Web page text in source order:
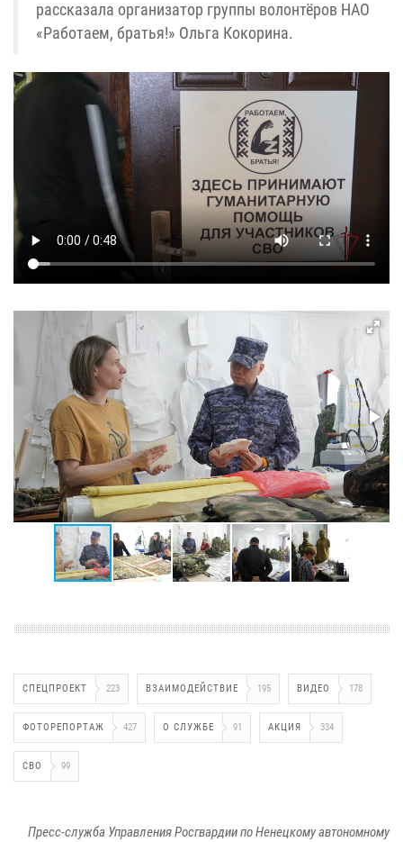
рассказала организатор группы волонтёров НАО
«Работаем, братья!» Ольга Кокорина.
СПЕЦПРОЕКТ 223 ВЗАИМОДЕЙСТВИЕ 195 ВИДЕО 178
ФОТОРЕПОРТАЖ 427 О СЛУЖБЕ 91 АКЦИЯ 334
СВО 99
Пресс-служба Управления Росгвардии по Ненецкому автономному